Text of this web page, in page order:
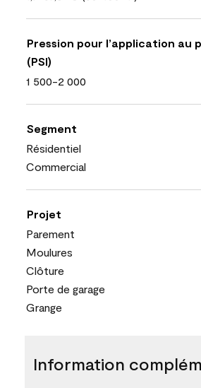
Pression pour l’application au
(PSI)
1 500-2 000
Segment
Résidentiel
Commercial
Projet
Parement
Moulures
Clôture
Porte de garage
Grange
Information